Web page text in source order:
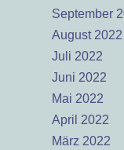
September
August 2022
Juli 2022
Juni 2022
Mai 2022
April 2022
März 2022